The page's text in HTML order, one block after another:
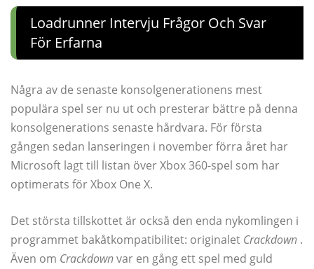
Loadrunner Intervju Frågor Och Svar
För Erfarna
Några av de senaste konsolgenerationens mest
populära spel ser nu ut och presterar bättre på denna
konsolgenerations senaste hårdvara. För första
gången sedan lanseringen i november förra året har
Microsoft lagt till listan över Xbox 360-spel som har
optimerats för Xbox One X.
Det största tillskottet är också den enda nykomlingen i
programmet bakåtkompatibilitet: originalet Crackdown .
Även om Crackdownvar en gång ett spel med guld